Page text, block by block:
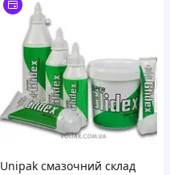
Unipak cмазочний склад